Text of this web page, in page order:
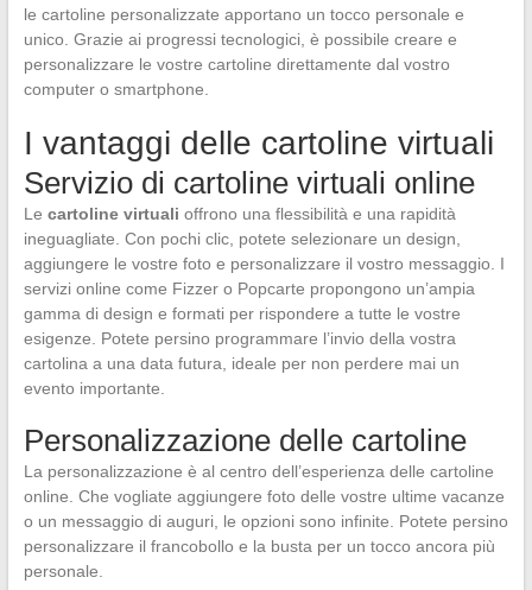
le cartoline personalizzate apportano un tocco personale e
unico. Grazie ai progressi tecnologici, è possibile creare e
personalizzare le vostre cartoline direttamente dal vostro
computer o smartphone.
I vantaggi delle cartoline virtuali
Servizio di cartoline virtuali online
Le cartoline virtuali offrono una flessibilità e una rapidità
ineguagliate. Con pochi clic, potete selezionare un design,
aggiungere le vostre foto e personalizzare il vostro messaggio. I
servizi online come Fizzer o Popcarte propongono un’ampia
gamma di design e formati per rispondere a tutte le vostre
esigenze. Potete persino programmare l’invio della vostra
cartolina a una data futura, ideale per non perdere mai un
evento importante.
Personalizzazione delle cartoline
La personalizzazione è al centro dell’esperienza delle cartoline
online. Che vogliate aggiungere foto delle vostre ultime vacanze
o un messaggio di auguri, le opzioni sono infinite. Potete persino
personalizzare il francobollo e la busta per un tocco ancora più
personale.